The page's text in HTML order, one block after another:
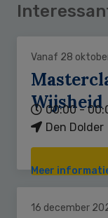
Vanaf 28
Wijsheid
00:00 -
Den Dolder
Meer
16 december